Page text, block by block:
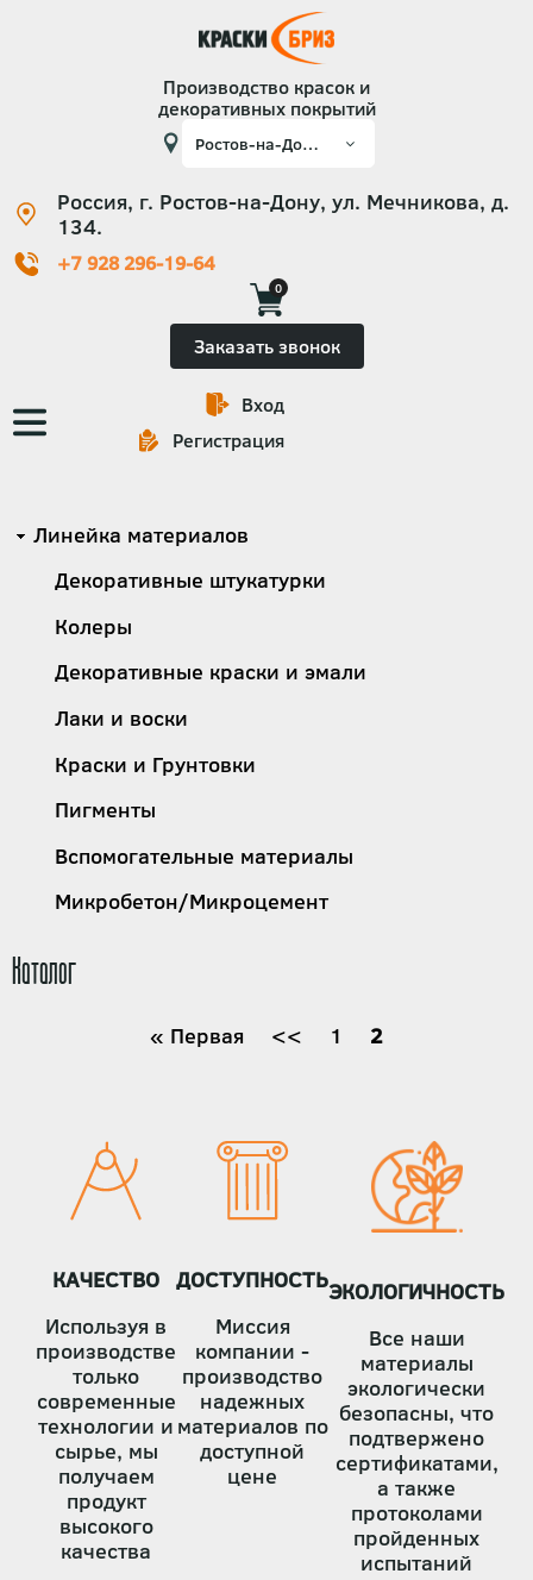
Производство красок и
декоративных покрытий
Россия, г. Ростов-на-Дону, ул. Мечникова, д.
134.
+7 928 296-19-64
0
Заказать звонок
Основная
навигация
Вход
Регистрация
Каталог
НумерацияПервая
« Первая ←
<< Страница
1
Текущая
2
КАЧЕСТВО
Используя в
производстве
только
современные
технологии и
сырье, мы
получаем
продукт
высокого
качества
ДОСТУПНОСТЬ
Миссия
компании -
производство
надежных
материалов по
доступной
цене
ЭКОЛОГИЧНОСТЬ
Все наши
материалы
экологически
безопасны, что
подтвержено
сертификатами,
а также
протоколами
пройденных
испытаний
Категории
Линейка материалов
Декоративные штукатурки
Колеры
Декоративные краски и эмали
Лаки и воски
Краски и Грунтовки
Пигменты
Вспомогательные материалы
Микробетон/Микроцемент